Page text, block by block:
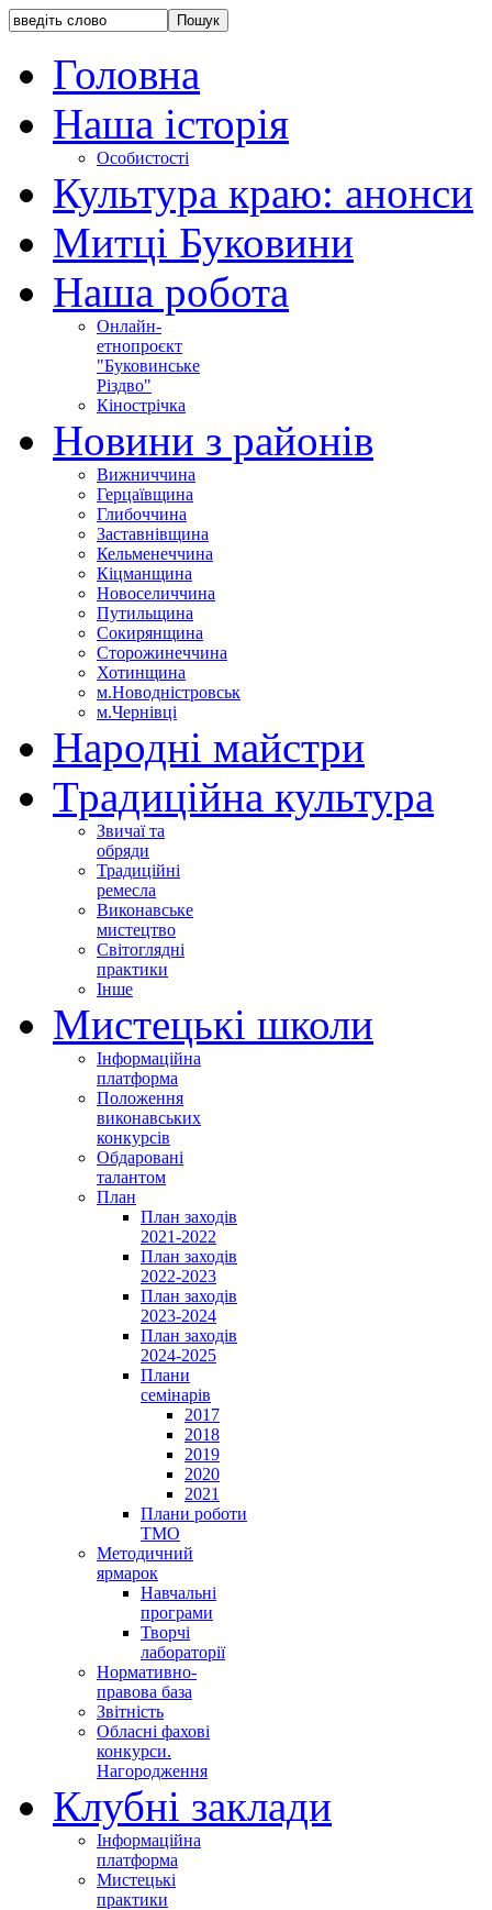
Головна
Наша історія
Особистості
Культура краю: анонси
Митці Буковини
Наша робота
Онлайн-
етнопроєкт
"Буковинське
Різдво"
Кінострічка
Новини з районів
Вижниччина
Герцаївщина
Глибоччина
Заставнівщина
Кельменеччина
Кіцманщина
Новоселиччина
Путильщина
Сокирянщина
Сторожинеччина
Хотинщина
м.Новодністровськ
м.Чернівці
Народні майстри
Традиційна культура
Звичаї та
обряди
Традиційні
ремесла
Виконавське
мистецтво
Світоглядні
практики
Інше
Мистецькі школи
Інформаційна
платформа
Положення
виконавських
конкурсів
Обдаровані
талантом
План
План заходів
2021-2022
План заходів
2022-2023
План заходів
2023-2024
План заходів
2024-2025
Плани
семінарів
2017
2018
2019
2020
2021
Плани роботи
ТМО
Методичний
ярмарок
Навчальні
програми
Творчі
лабораторії
Нормативно-
правова база
Звітність
Обласні фахові
конкурси.
Нагородження
Клубні заклади
Інформаційна
платформа
Мистецькі
практики